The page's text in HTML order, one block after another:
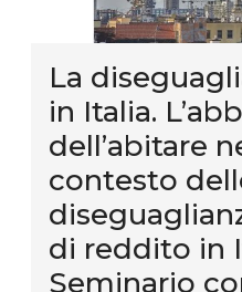
La
in Italia.
dell’abitare
contesto
di reddito in
Seminario